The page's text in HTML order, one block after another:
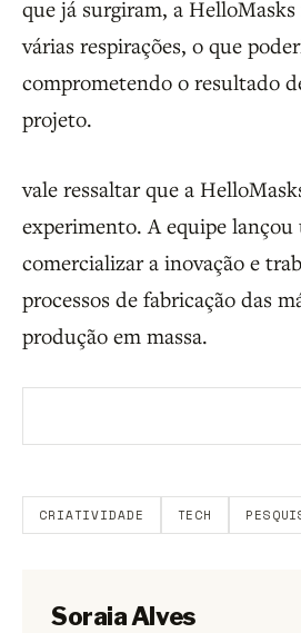
que já surgiram, a HelloMasks
várias respirações, o que
comprometendo o resultado
projeto.
vale ressaltar que a
experimento. A equipe
comercializar a inovação e
processos de fabricação das
produção em massa.
CRIATIVIDADE TECH
Soraia Alves